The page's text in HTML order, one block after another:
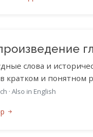
слова и
кратком и понятном
· Also in English